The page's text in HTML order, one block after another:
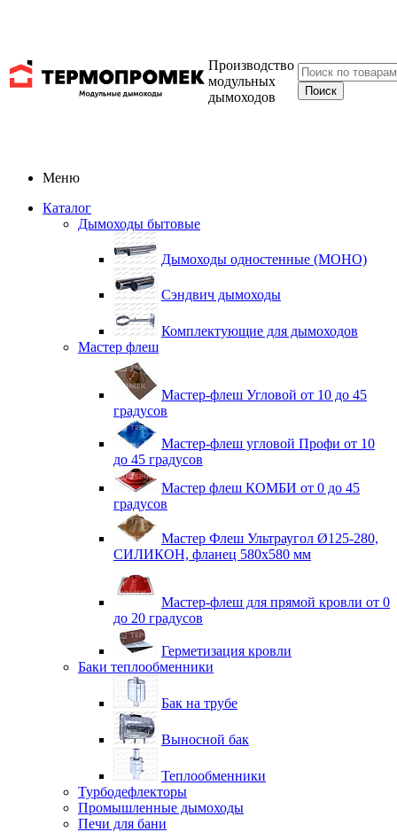
Производство
модульных
дымоходов
Меню
Каталог
Дымоходы бытовые
Дымоходы одностенные (МОНО)
Сэндвич дымоходы
Комплектующие для дымоходов
Мастер флеш
Мастер-флеш Угловой от 10 до 45
градусов
Мастер-флеш угловой Профи от 10
до 45 градусов
Мастер флеш КОМБИ от 0 до 45
градусов
Мастер Флеш Ультраугол Ø125-280,
СИЛИКОН, фланец 580х580 мм
Мастер-флеш для прямой кровли от 0
до 20 градусов
Герметизация кровли
Баки теплообменники
Бак на трубе
Выносной бак
Теплообменники
Турбодефлекторы
Промышленные дымоходы
Печи для бани